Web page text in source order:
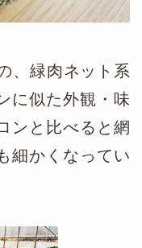
、緑肉ネット系
に似た外観・味
ンと比べると網
細かくなってい